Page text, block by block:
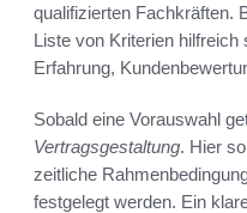
qualifizierten Fachkräften.
Liste von Kriterien
Erfahrung,
Sobald eine Vorauswahl
Vertragsgestaltung. Hier
zeitliche
festgelegt werden. Ein